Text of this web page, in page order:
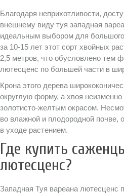
Благодаря неприхотливости,
внешнему виду туя западная
идеальным выбором для
за 10-15 лет этот сорт хвойных
2,5 метров, что обусловлено тем
лютесценс по большей части в
Крона этого дерева
округлую форму, а хвоя
золотисто-желтым окрасом.
во влажной и плодородной почве,
в уходе растением.
Где купить
лютесценс?
Западная Туя вареана лютесценс